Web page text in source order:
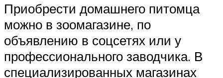
Приобрести домашнего питомца
можно в зоомагазине, по
объявлению в соцсетях или у
профессионального заводчика. В
специализированных магазинах